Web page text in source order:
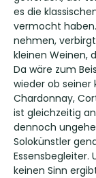
es die
vermocht
nehmen,
kleinen Weinen,
Da wäre zum
wieder ob seiner
Chardonnay,
ist gleichzeitig
dennoch
Solokünstler
Essensbegleiter.
keinen Sinn